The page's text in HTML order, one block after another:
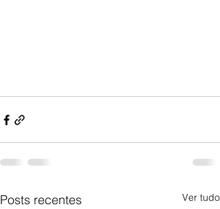
Posts recentes Ver tudo